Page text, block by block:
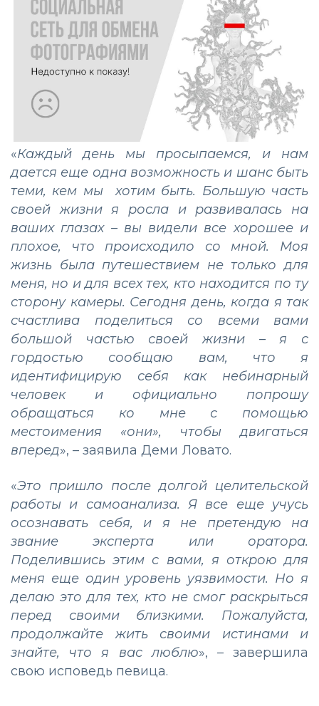
«Каждый день мы просыпаемся, и нам
дается еще одна возможность и шанс быть
теми, кем мы хотим быть. Большую часть
своей жизни я росла и развивалась на
ваших глазах – вы видели все хорошее и
плохое, что происходило со мной. Моя
жизнь была путешествием не только для
меня, но и для всех тех, кто находится по ту
сторону камеры. Сегодня день, когда я так
счастлива поделиться со всеми вами
большой частью своей жизни – я с
гордостью сообщаю вам, что я
идентифицирую себя как небинарный
человек и официально попрошу
обращаться ко мне с помощью
местоимения «они», чтобы двигаться
вперед», – заявила Деми Ловато.
«Это пришло после долгой целительской
работы и самоанализа. Я все еще учусь
осознавать себя, и я не претендую на
звание эксперта или оратора.
Поделившись этим с вами, я открою для
меня еще один уровень уязвимости. Но я
делаю это для тех, кто не смог раскрыться
перед своими близкими. Пожалуйста,
продолжайте жить своими истинами и
знайте, что я вас люблю», – завершила
свою исповедь певица.